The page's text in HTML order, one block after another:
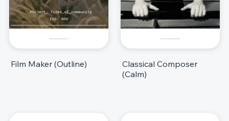
Film Maker (Outline)
Classical Composer
(Calm)